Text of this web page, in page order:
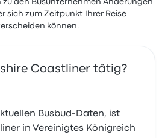
zu den Busunternehmen Änderungen
sich zum Zeitpunkt Ihrer Reise
können.
Coastliner tätig?
Busbud-Daten, ist
in Vereinigtes Königreich